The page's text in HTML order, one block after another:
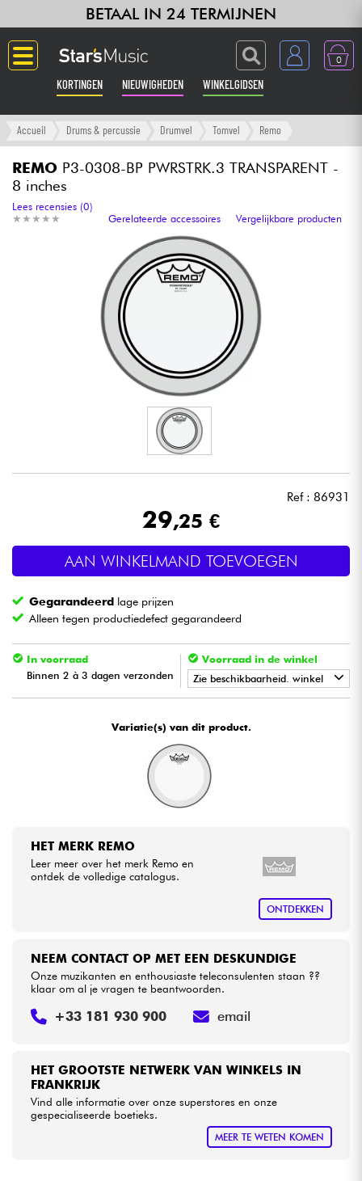
BETAAL IN 24 TERMIJNEN
0
KORTINGEN NIEUWIGHEDEN WINKELGIDSEN
Langue
Gitaar & Bas
Versterker & Effecten
Toetsenbord & Piano
Synths & samplers
Home-studio
Hoofdtelefoon
Licht
Viool & Quatuor
Kabels & toebehoren
Sets
Bekijk onze merken
Accueil Drums & percussie Drumvel Tomvel Remo
REMO P3-0308-BP PWRSTRK.3 TRANSPARENT -
8 inches
★ ★ ★ ★ ★
★ ★ ★ ★ ★
Lees recensies (0)
Gerelateerde accessoires
Vergelijkbare producten
Ref : 86931
29,25 €
AAN WINKELMAND TOEVOEGEN
Gegarandeerd lage prijzen
Alleen tegen productiedefect gegarandeerd
In voorraad
Binnen 2 à 3 dagen verzonden
Voorraad in de winkel
Zie beschikbaarheid. winkel
•
Variatie(s) van dit product.
HET MERK REMO
Leer meer over het merk Remo en
ontdek de volledige catalogus.
ONTDEKKEN
HET GROOTSTE NETWERK VAN WINKELS IN
FRANKRIJK
Vind alle informatie over onze superstores en onze
gespecialiseerde boetieks.
MEER TE WETEN KOMEN
NEEM CONTACT OP MET EEN DESKUNDIGE
Onze muzikanten en enthousiaste teleconsulenten staan ??
klaar om al je vragen te beantwoorden.
+33 181 930 900 email